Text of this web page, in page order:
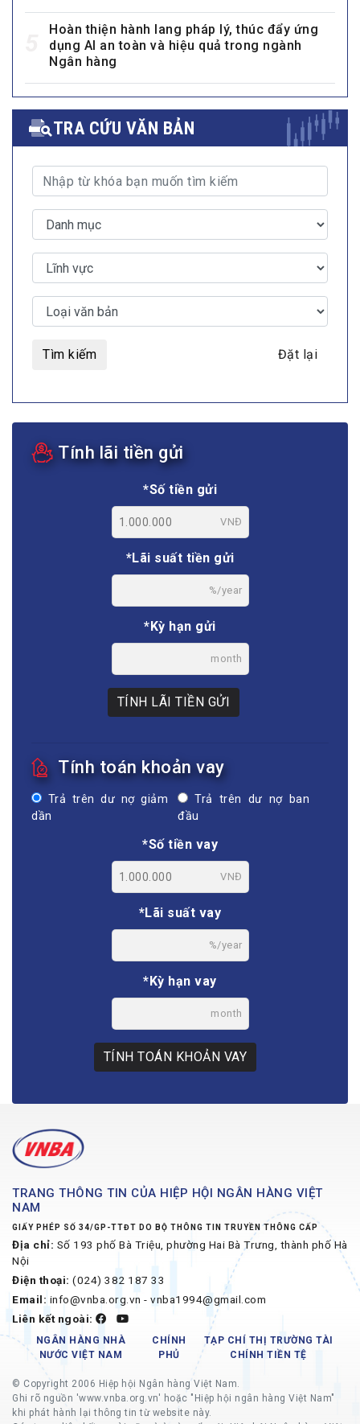
Hoàn thiện hành lang pháp lý, thúc đẩy ứng
dụng AI an toàn và hiệu quả trong ngành
Ngân hàng
TRA CỨU VĂN BẢN
Tìm kiếm Đặt lại
Tính lãi tiền gửi
*Số tiền gửi
VNĐ
*Lãi suất tiền gửi
%/year
*Kỳ hạn gửi
month
TÍNH LÃI TIỀN GỬI
Tính toán khoản vay
Trả trên dư nợ giảm
dần
Trả trên dư nợ ban
đầu
*Số tiền vay
VNĐ
*Lãi suất vay
%/year
*Kỳ hạn vay
month
TÍNH TOÁN KHOẢN VAY
TRANG THÔNG TIN CỦA HIỆP HỘI NGÂN HÀNG VIỆT
NAM
GIẤY PHÉP SỐ 34/GP-TTĐT DO BỘ THÔNG TIN TRUYỀN THÔNG CẤP
Địa chỉ: Số 193 phố Bà Triệu, phường Hai Bà Trưng, thành phố Hà
Nội
Điện thoại: (024) 382 187 33
Email: info@vnba.org.vn - vnba1994@gmail.com
Liên kết ngoài:
NGÂN HÀNG NHÀ
NƯỚC VIỆT NAM
CHÍNH
PHỦ
TẠP CHÍ THỊ TRƯỜNG TÀI
CHÍNH TIỀN TỆ
© Copyright 2006 Hiệp hội Ngân hàng Việt Nam.
Ghi rõ nguồn 'www.vnba.org.vn' hoặc "Hiệp hội ngân hàng Việt Nam"
khi phát hành lại thông tin từ website này.